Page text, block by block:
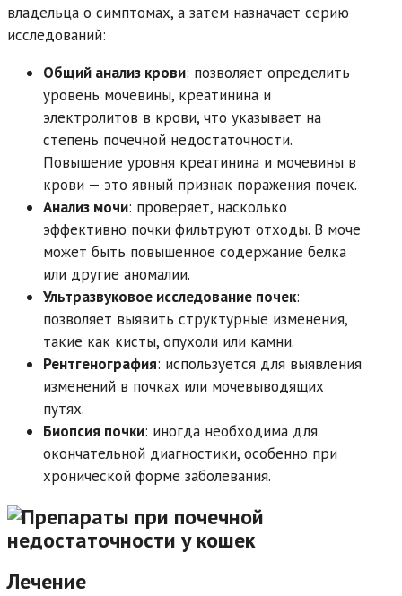
владельца о симптомах, а затем назначает серию
исследований:
Общий анализ крови: позволяет определить
уровень мочевины, креатинина и
электролитов в крови, что указывает на
степень почечной недостаточности.
Повышение уровня креатинина и мочевины в
крови — это явный признак поражения почек.
Анализ мочи: проверяет, насколько
эффективно почки фильтруют отходы. В моче
может быть повышенное содержание белка
или другие аномалии.
Ультразвуковое исследование почек:
позволяет выявить структурные изменения,
такие как кисты, опухоли или камни.
Рентгенография: используется для выявления
изменений в почках или мочевыводящих
путях.
Биопсия почки: иногда необходима для
окончательной диагностики, особенно при
хронической форме заболевания.
Лечение